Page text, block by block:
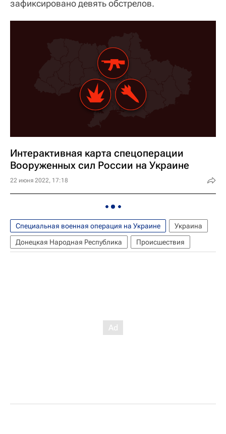
зафиксировано девять обстрелов.
Интерактивная карта спецоперации
Вооруженных сил России на Украине
22 июня 2022, 17:18
Специальная военная операция на Украине
Украина
Донецкая Народная Республика
Происшествия